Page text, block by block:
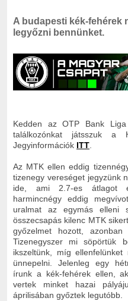
A budapesti kék-fehérek
legyőzni bennünket.
Kedden az OTP Bank
találkozónkat játsszuk a
Jegyinformációk ITT.
Az MTK ellen eddig
tizenegy vereséget jegyzünk
ide, ami 2.7-es átlagot
harmincnégy eddig
uralmat az egymás elleni
összecsapás kilenc MTK
győzelmet hozott, azonban
Tizenegyszer mi söpörtük
ikszeltünk, míg ellenfelünket
ünnepelni. Jelenleg egy
írunk a kék-fehérek ellen,
vertek minket hazai
áprilisában győztek legutóbb.